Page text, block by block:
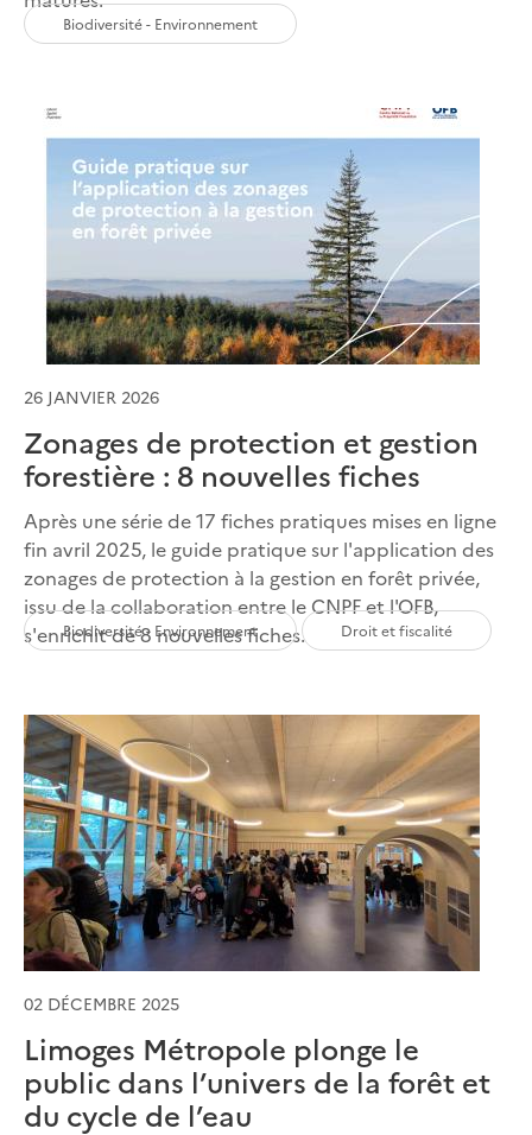
Biodiversité - Environnement
26 JANVIER 2026
Zonages de protection et gestion
forestière : 8 nouvelles fiches
Après une série de 17 fiches pratiques mises en ligne
fin avril 2025, le guide pratique sur l'application des
zonages de protection à la gestion en forêt privée,
issu de la collaboration entre le CNPF et l'OFB,
s'enrichit de 8 nouvelles fiches.
Biodiversité - Environnement Droit et fiscalité
02 DÉCEMBRE 2025
Limoges Métropole plonge le
public dans l’univers de la forêt et
du cycle de l’eau